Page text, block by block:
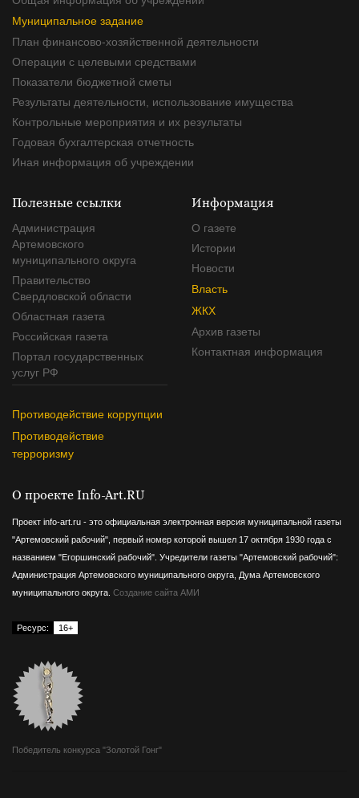
Муниципальное задание
План финансово-хозяйственной деятельности
Операции с целевыми средствами
Показатели бюджетной сметы
Результаты деятельности, использование имущества
Контрольные мероприятия и их результаты
Годовая бухгалтерская отчетность
Иная информация об учреждении
Полезные ссылки
Администрация
Артемовского
муниципального округа
Правительство
Свердловской области
Областная газета
Российская газета
Портал государственных
услуг РФ
Противодействие коррупции
Противодействие
терроризму
Информация
О газете
Истории
Новости
Власть
ЖКХ
Архив газеты
Контактная информация
О проекте Info-Art.RU
Проект info-art.ru - это официальная электронная версия муниципальной газеты
"Артемовский рабочий", первый номер которой вышел 17 октября 1930 года с
названием "Егоршинский рабочий". Учредители газеты "Артемовский рабочий":
Администрация Артемовского муниципального округа, Дума Артемовского
муниципального округа. Создание сайта АМИ
Ресурс: 16+
Победитель конкурса "Золотой Гонг"